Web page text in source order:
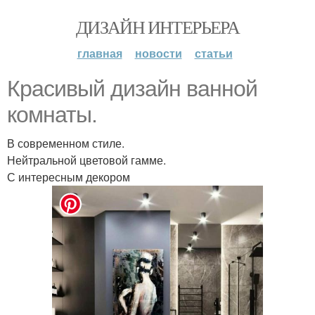
ДИЗАЙН ИНТЕРЬЕРА
главная новости статьи
Красивый дизайн ванной
комнаты.
В современном стиле.
Нейтральной цветовой гамме.
С интересным декором